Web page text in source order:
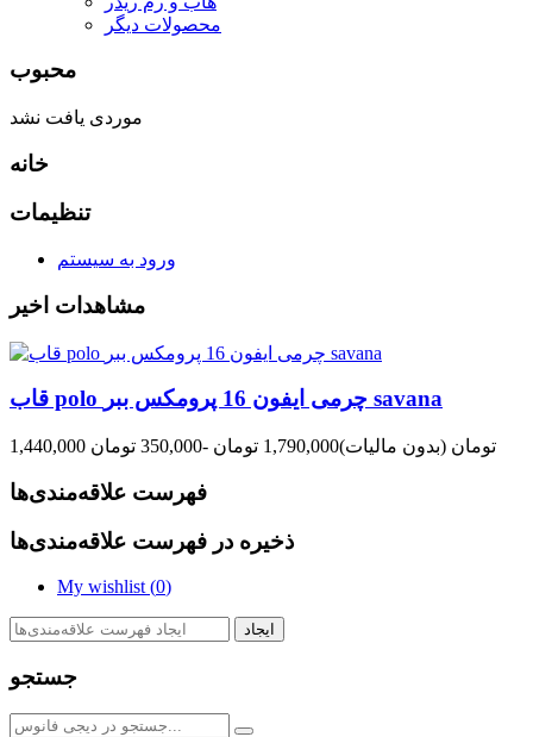
محصولات دیگر
محبوب
موردی یافت نشد
خانه
تنظیمات
ورود به سیستم
مشاهدات اخیر
قاب polo چرمی ایفون 16 پرومکس ببر savana
1,440,000 تومان (بدون مالیات)1,790,000 تومان -350,000 تومان
فهرست علاقه‌مندی‌ها
ذخیره در فهرست علاقه‌مندی‌ها
My wishlist (0)
ایجاد
جستجو